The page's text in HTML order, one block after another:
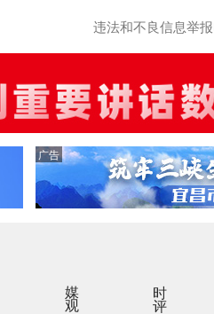
违法和不良信息举
广告
媒观 时评